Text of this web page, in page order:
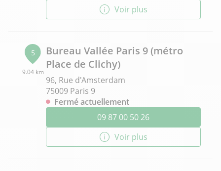
Voir plus
5
9.04 km
Bureau Vallée Paris 9 (métro
Place de Clichy)
96, Rue d'Amsterdam
75009 Paris 9
Fermé actuellement
09 87 00 50 26
Voir plus